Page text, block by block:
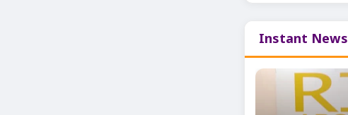
Instant News